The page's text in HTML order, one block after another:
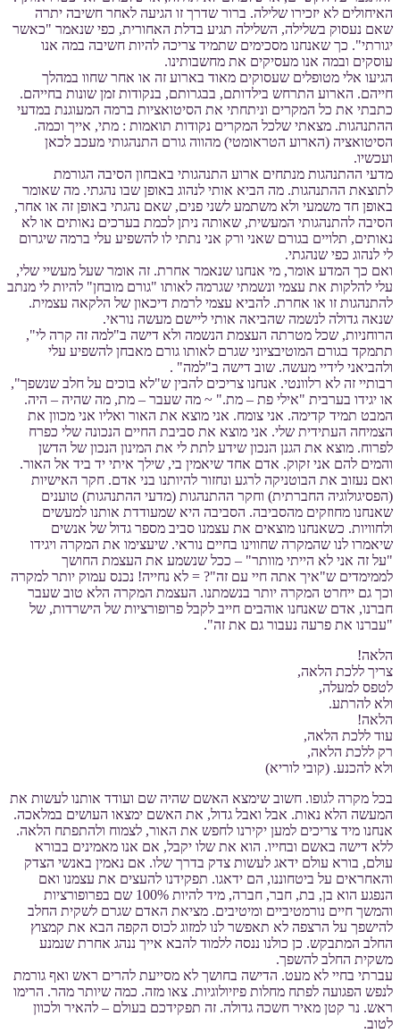
האיחולים לא יזכירו שלילה. ברור שדרך זו הגיעה לאחר חשיבה יתרה
שאם נעסוק בשלילה, השלילה תגיע בדלת האחורית, כפי שנאמר "כאשר
יגורתי". כך שאנחנו מסכימים שתמיד צריכה להיות חשיבה במה אנו
עוסקים ובמה אנו מעסיקים את מחשבותינו.
הגיעו אלי מטופלים שעסוקים מאוד בארוע זה או אחר שחוו במהלך
חייהם. הארוע התרחש בילדותם, בבגרותם, בנקודות זמן שונות בחייהם.
כתבתי את כל המקרים וניתחתי את הסיטואציות ברמה המעוגנת במדעי
ההתנהגות. מצאתי שלכל המקרים נקודות תואמות : מתי, אייך וכמה.
הסיטואציה (הארוע הטראומטי) מהווה גורם התנהגותי מעכב לכאן
ועכשיו.
מדעי ההתנהגות מנתחים ארוע התנהגותי באבחון הסיבה הגורמת
לתוצאת ההתנהגות. מה הביא אותי לנהוג באופן שבו נהגתי. מה שאומר
באופן חד משמעי ולא משתמע לשני פנים, שאם נהגתי באופן זה או אחר,
הסיבה להתנהגותי המעשית, שאותה ניתן לכמת בערכים נאותים או לא
נאותים, תלויים בגורם שאני ורק אני נתתי לו להשפיע עלי ברמה שיגרום
לי לנהוג כפי שנהגתי.
ואם כך המדע אומר, מי אנחנו שנאמר אחרת. זה אומר שעל מעשיי שלי,
עלי להלקות את עצמי ונשמתי שגרמה לאותו "גורם מובחן" להיות לי מנתב
להתנהגות זו או אחרת. להביא עצמי לרמת דיכאון של הלקאה עצמית.
שנאה גדולה לנשמה שהביאה אותי ליישם מעשה נוראי.
הרוחניות, שכל מטרתה העצמת הנשמה ולא דישה ב"למה זה קרה לי",
תתמקד בגורם המוטיבציוני שגרם לאותו גורם מאבחן להשפיע עלי
ולהביאני לידיי מעשה. שוב דישה ב"למה" .
רבותיי זה לא רלוונטי. אנחנו צריכים להבין ש"לא בוכים על חלב שנשפך",
או יגידו בערבית "אילי פת – מת." ~ מה שעבר – מת, מה שהיה – היה.
המבט תמיד קדימה. אני צומח. אני מוצא את האור ואליו אני מכוון את
הצמיחה העתידית שלי. אני מוצא את סביבת החיים הנכונה שלי כפרח
לפרוח. מוצא את הגנן הנכון שידע לתת לי את המינון הנכון של הדשן
והמים להם אני זקוק. אדם אחד שיאמין בי, שילך איתי יד ביד אל האור.
ואם נעזוב את הבוטניקה לרגע ונחזור להיותנו בני אדם. חקר האישיות
(הפסיגולוגיה החברתית) וחקר ההתנהגות (מדעי ההתנהגות) טוענים
שאנחנו מחוזקים מהסביבה. הסביבה היא שמעודדת אותנו למעשים
ולחוויות. כשאנחנו מוצאים את עצמנו סביב מספר גדול של אנשים
שיאמרו לנו שהמקרה שחווינו בחיים נוראי. שיעצימו את המקרה ויגידו
"על זה אני לא הייתי מוותר" – ככל שנשמע את העצמת החושך
לממימדים ש"איך אתה חיי עם זה"? = לא נחייה! נכנס עמוק יותר למקרה
וכך גם ייחרט המקרה יותר בנשמתנו. העצמת המקרה הלא טוב שעבר
חברנו, אדם שאנחנו אוהבים חייב לקבל פרופורציות של הישרדות, של
"עברנו את פרעה נעבור גם את זה".
הלאה!
צריך ללכת הלאה,
לטפס למעלה,
ולא להרתע.
הלאה!
עוד ללכת הלאה,
רק ללכת הלאה,
ולא להכנע. (קובי לוריא)
בכל מקרה לגופו. חשוב שימצא האשם שהיה שם ועודד אותנו לעשות את
המעשה הלא נאות. אבל ואבל גדול, את האשם ימצאו העושים במלאכה.
אנחנו מיד צריכים למען יקירנו לחפש את האור, לצמוח ולהתפתח הלאה.
ללא דישה באשם ובחייו. הוא את שלו יקבל, אם אנו מאמינים בבורא
עולם, בורא עולם ידאג לעשות צדק בדרך שלו. אם נאמין באנשי הצדק
והאחראים על ביטחוננו, הם ידאגו. תפקידנו להעצים את עצמנו ואם
הנפגע הוא בן, בת, חבר, חברה, מיד להיות 100% שם בפרופורציות
והמשך חיים נורמטיביים ומיטיבים. מציאת האדם שגרם לשקית החלב
להישפך על הרצפה לא תאפשר לנו למזוג לכוס הקפה הבא את קמצוץ
החלב המתבקש. כן כולנו ננסה ללמוד להבא אייך ננהג אחרת שנמנע
משקית החלב להשפך.
עברתי בחיי לא מעט. הדישה בחושך לא מסייעת להרים ראש ואף גורמת
לנפש הפגועה לפתח מחלות פיזיולוגיות. צאו מזה. כמה שיותר מהר. הרימו
ראש. נר קטן מאיר חשכה גדולה. זה תפקידכם בעולם – להאיר ולכוון
לטוב.